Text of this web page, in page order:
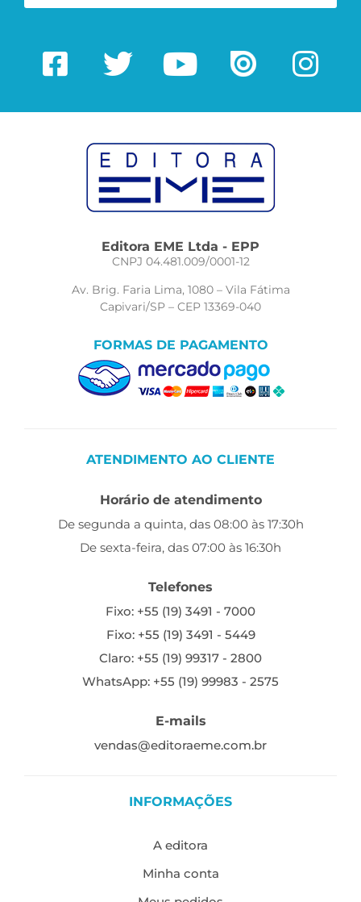
Editora EME Ltda - EPP
CNPJ 04.481.009/0001-12
Av. Brig. Faria Lima, 1080 – Vila Fátima
Capivari/SP – CEP 13369-040
FORMAS DE PAGAMENTO
ATENDIMENTO AO CLIENTE
Horário de atendimento
De segunda a quinta, das 08:00 às 17:30h
De sexta-feira, das 07:00 às 16:30h
Telefones
Fixo: +55 (19) 3491 - 7000
Fixo: +55 (19) 3491 - 5449
Claro: +55 (19) 99317 - 2800
WhatsApp: +55 (19) 99983 - 2575
E-mails
vendas@editoraeme.com.br
INFORMAÇÕES
A editora
Minha conta